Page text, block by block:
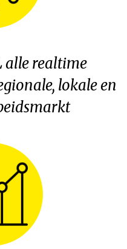
alle realtime
lokale en